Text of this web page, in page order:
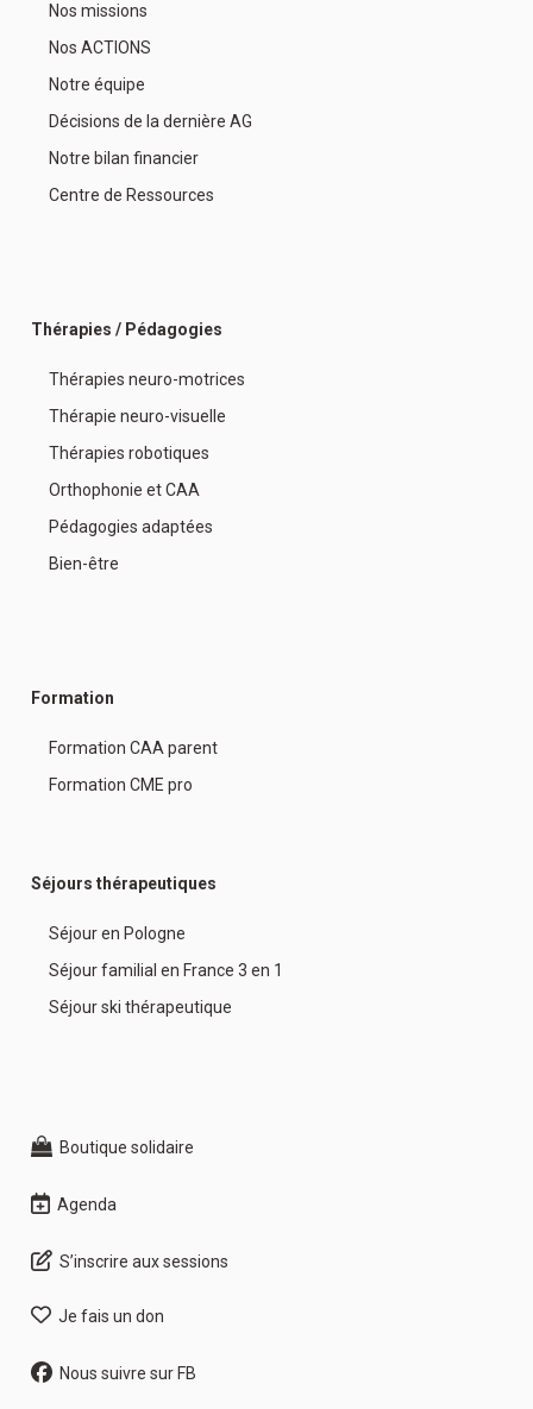
Nos missions
Nos ACTIONS
Notre équipe
Décisions de la dernière AG
Notre bilan financier
Centre de Ressources
Thérapies / Pédagogies
Thérapies neuro-motrices
Thérapie neuro-visuelle
Thérapies robotiques
Orthophonie et CAA
Pédagogies adaptées
Bien-être
Formation
Formation CAA parent
Formation CME pro
Séjours thérapeutiques
Séjour en Pologne
Séjour familial en France 3 en 1
Séjour ski thérapeutique
Boutique solidaire
Agenda
S’inscrire aux sessions
Je fais un don
Nous suivre sur FB